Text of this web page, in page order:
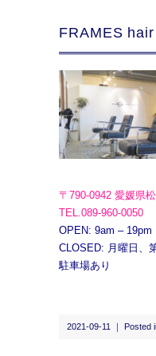
FRAMES
〒790-0942 愛媛県
TEL.089-960-0050
OPEN: 9am – 19pm
CLOSED: 月曜日、
駐車場あり
2021-09-11 ｜ Posted